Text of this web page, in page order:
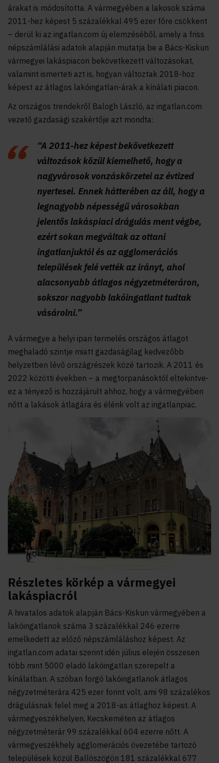
árakat is módosította. A vármegyében a lakosok száma
2011-hez képest 5 százalékkal 495 ezer főre csökkent
– derül ki az ingatlan.com új elemzéséből, amely a friss
népszámlálási adatok alapján mutatja be a Bács-Kiskun
vármegyei lakáspiacon bekövetkezett változásokat,
valamint ismerteti azt is, hogyan változtak 2018-hoz
képest az átlagos lakóingatlan-árak a kínálati piacon.
Az országos trendekről Balogh László, az ingatlan.com
vezető gazdasági szakértője azt mondta:
“A 2011-hez képest bekövetkezett
változások közül kiemelhető, hogy a
nagyvárosok vonzáskörzetei az évtized
nyertesei. Ennek hátterében az áll, hogy a
legnagyobb népességű városokban
jelentős lakáspiaci drágulás ment végbe,
ezért sokan megváltak az ottani
ingatlanjuktól és az agglomerációs
települések felé vették az irányt, ahol
alacsonyabb átlagos négyzetméteráron,
sokszor nagyobb lakóingatlant tudtak
vásárolni.”
A vármegye a helyi ipari termelés országos átlagot
meghaladó szintje miatt gazdaságilag kedvezőbb
helyzetben lévő országrészek közé tartozik. A 2011 és
2022 közötti években – a megtorpanásoktól eltekintve-
ez a tényező is hozzájárult ahhoz, hogy a vármegyében
nőtt a lakások átlagára és élénk volt az ingatlanpiac.
Részletes körkép a vármegyei
lakáspiacról
A hivatalos adatok alapján Bács-Kiskun vármegyében a
lakóingatlanok száma 3 százalékkal 246 ezerre
emelkedett az előző népszámláláshoz képest. Az
ingatlan.com adatai szerint idén július elején összesen
több mint 5000 eladó lakóingatlan szerepelt a
kínálatban. A szóban forgó lakóingatlanok átlagos
négyzetméterára 425 ezer forint volt, ami 98 százalékos
drágulásnak felel meg a 2018-as átlaghoz képest. A
vármegyeszékhelyen, Kecskeméten az átlagos
négyzetméterár 99 százalékkal 604 ezerre nőtt. A
vármegyeszékhely agglomerációs övezetébe tartozó
települések közül Ballószögön 181 százalékkal 677